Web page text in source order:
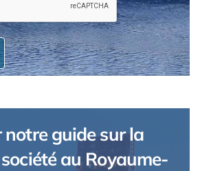
notre guide sur la
au Royaume-